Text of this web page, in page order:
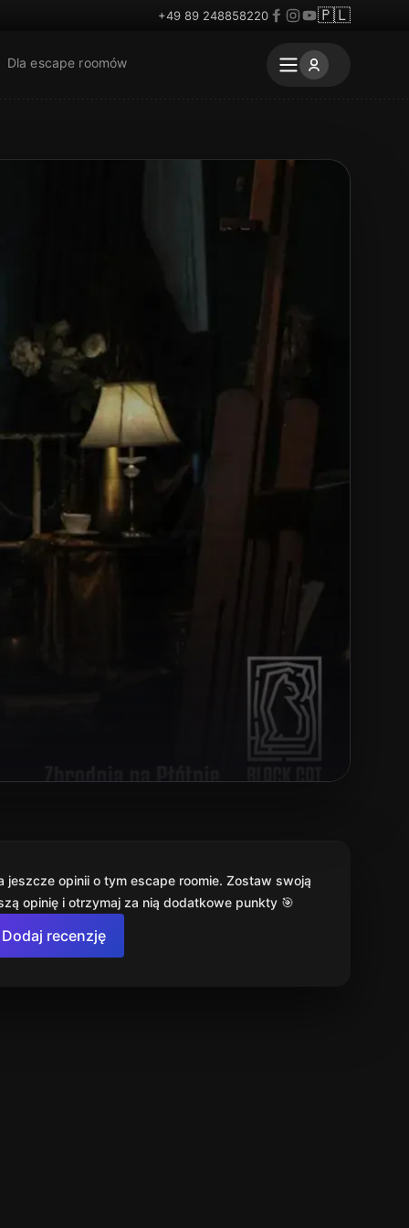
+49 89 248858220 🇵🇱
Dla escape roomów
jeszcze opinii o tym escape roomie. Zostaw swoją
opinię i otrzymaj za nią dodatkowe punkty 🎯
Dodaj recenzję